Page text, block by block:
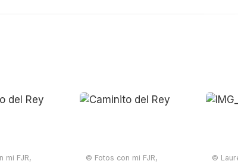
mi FJR,
© Fotos con mi FJR,
©